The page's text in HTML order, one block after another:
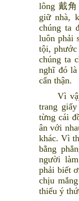
lông 戴角
giữ nhà,
chúng ta
luôn phải
tội, phước
chúng ta
nghĩ đó
cẩn thận.
Vì vậy,
trang
từng cái
ân với
khác. Vì
bằng
người
phải biết
chịu
thiếu ý